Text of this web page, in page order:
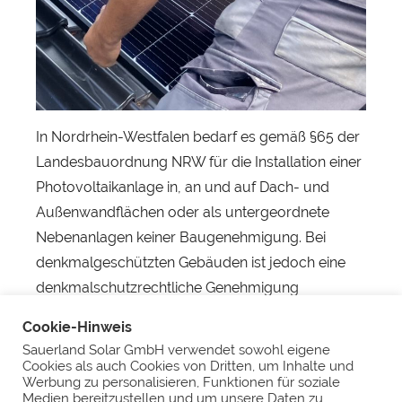
t
In Nordrhein-Westfalen bedarf es gemäß §65 der
Landesbauordnung NRW für die Installation einer
Photovoltaikanlage in, an und auf Dach- und
Außenwandflächen oder als untergeordnete
Nebenanlagen keiner Baugenehmigung. Bei
denkmalgeschützten Gebäuden ist jedoch eine
denkmalschutzrechtliche Genehmigung
unteren Denkmalbehörden der Kommunen.
#sauerlandsolar #herbstdach #pv #arnsberg
Cookie-Hinweis
Sauerland Solar GmbH verwendet sowohl eigene
Cookies als auch Cookies von Dritten, um Inhalte und
Werbung zu personalisieren, Funktionen für soziale
Medien bereitzustellen und um unsere Daten zu